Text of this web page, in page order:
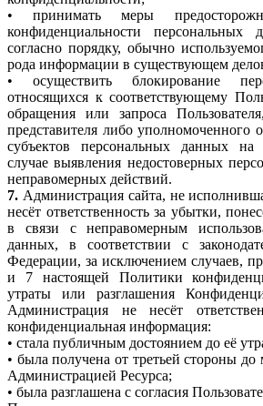
• принимать меры
конфиденциальности персональных
согласно порядку, обычно
рода информации в существующем
• осуществить блокирование
относящихся к соответствующему
обращения или запроса
представителя либо уполномоченного
субъектов персональных данных
случае выявления недостоверных
неправомерных действий.
7. Администрация сайта, не
несёт ответственность за убытки,
в связи с неправомерным
данных, в соответствии с
Федерации, за исключением случаев,
и 7 настоящей Политики
утраты или разглашения
Администрация не несёт
конфиденциальная информация:
• стала публичным достоянием до её
• была получена от третьей стороны
Администрацией Ресурса;
• была разглашена с согласия